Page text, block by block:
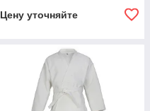
Цену уточняйте